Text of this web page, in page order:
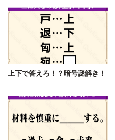
上下で答えろ！？暗号謎解き！